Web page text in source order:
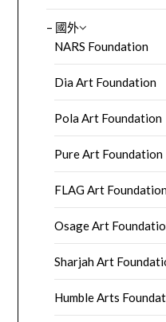
– 國外
NARS Foundation
Dia Art Foundation
Pola Art Foundation
Pure Art Foundation
FLAG Art
Osage Art
Sharjah Art
Humble Arts